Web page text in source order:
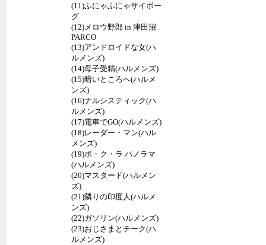
(11)ふにゃふにゃサイボー
グ
(12)メロウ野郎 in 津田沼
PARCO
(13)アンドロイドな女(ハ
ルメンズ)
(14)母子受精(ハルメンズ)
(15)暗いところへ(ハルメ
ンズ)
(16)ナルシスティック(ハ
ルメンズ)
(17)電車でGO(ハルメンズ)
(18)レーダー・マン(ハル
メンズ)
(19)ボ・ク・ラ パノラマ
(ハルメンズ)
(20)マスタード(ハルメン
ズ)
(21)隣りの印度人(ハルメ
ンズ)
(22)ガソリン(ハルメンズ)
(23)おじさまとチーク(ハ
ルメンズ)